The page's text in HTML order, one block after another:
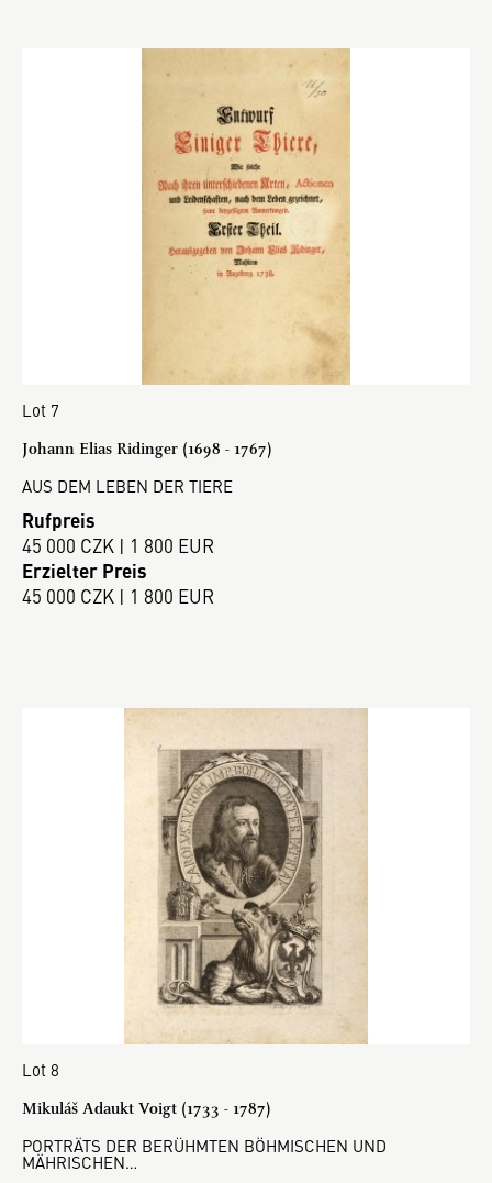
Lot 7
Johann Elias Ridinger (1698 - 1767)
AUS DEM LEBEN DER TIERE
Rufpreis
45 000 CZK | 1 800 EUR
Erzielter Preis
45 000 CZK | 1 800 EUR
Lot 8
Mikuláš Adaukt Voigt (1733 - 1787)
PORTRÄTS DER BERÜHMTEN BÖHMISCHEN UND
MÄHRISCHEN…